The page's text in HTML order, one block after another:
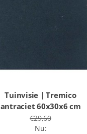
Tuinvisie | Tremico
antraciet 60x30x6 cm
€29,60
Nu: